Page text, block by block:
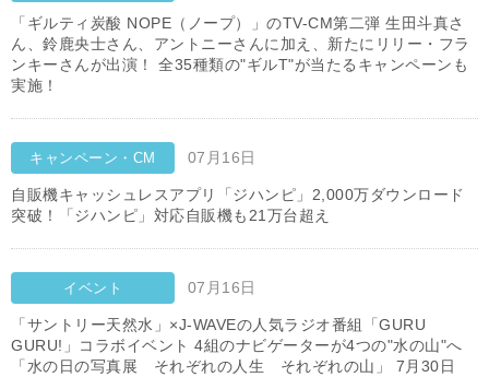
「ギルティ炭酸 NOPE（ノープ）」のTV-CM第二弾 生田斗真さ
ん、鈴鹿央士さん、アントニーさんに加え、新たにリリー・フラ
ンキーさんが出演！ 全35種類の"ギルT"が当たるキャンペーンも
実施！
キャンペーン・CM 07月16日
自販機キャッシュレスアプリ「ジハンピ」2,000万ダウンロード
突破！「ジハンピ」対応自販機も21万台超え
イベント 07月16日
「サントリー天然水」×J-WAVEの人気ラジオ番組「GURU
GURU!」コラボイベント 4組のナビゲーターが4つの"水の山"へ
「水の日の写真展 それぞれの人生 それぞれの山」 7月30日